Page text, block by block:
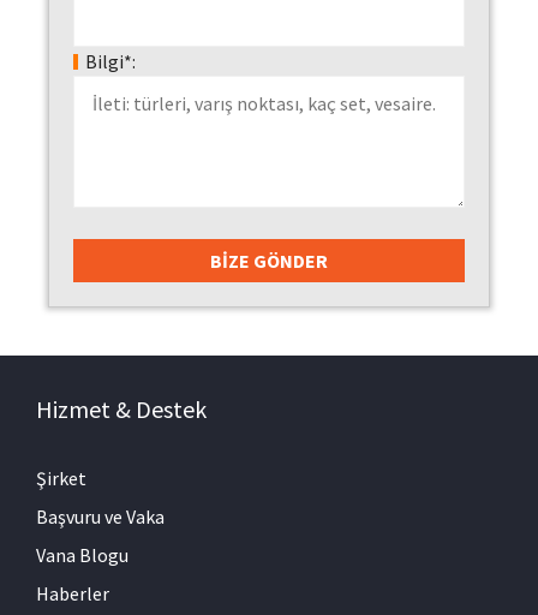
Bilgi*:
Hizmet & Destek
Şirket
Başvuru ve Vaka
Vana Blogu
Haberler